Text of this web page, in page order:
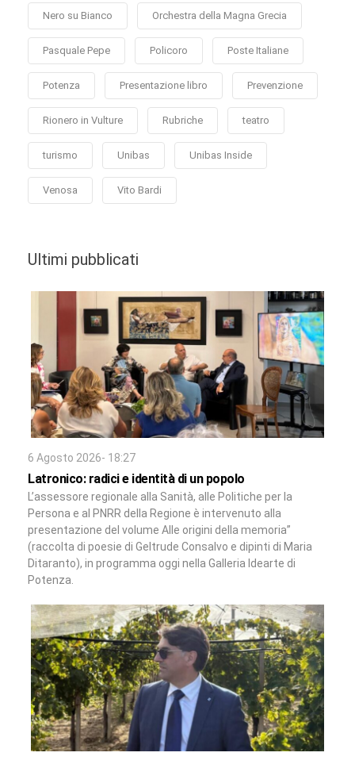
Nero su Bianco Orchestra della Magna Grecia
Pasquale Pepe Policoro Poste Italiane
Potenza Presentazione libro Prevenzione
Rionero in Vulture Rubriche teatro
turismo Unibas Unibas Inside
Venosa Vito Bardi
Ultimi pubblicati
6 Agosto 2026- 18:27
Latronico: radici e identità di un popolo
L’assessore regionale alla Sanità, alle Politiche per la
Persona e al PNRR della Regione è intervenuto alla
presentazione del volume Alle origini della memoria”
(raccolta di poesie di Geltrude Consalvo e dipinti di Maria
Ditaranto), in programma oggi nella Galleria Idearte di
Potenza.